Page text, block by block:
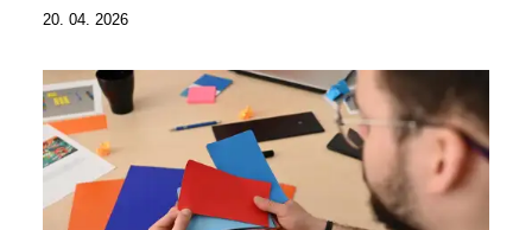
20. 04. 2026